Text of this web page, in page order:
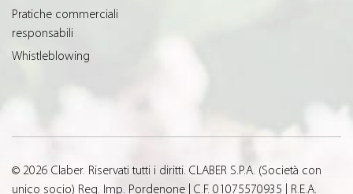
Pratiche commerciali
responsabili
Whistleblowing
© 2026 Claber. Riservati tutti i diritti. CLABER S.P.A. (Società con
unico socio) Reg. Imp. Pordenone | C.F. 01075570935 | R.E.A.